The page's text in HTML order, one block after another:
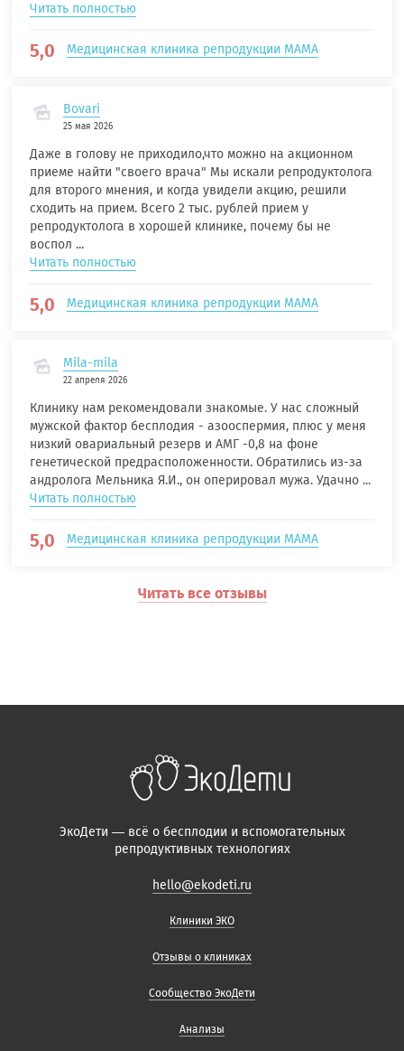
Читать полностью
5,0 Медицинская клиника репродукции МАМА
Bovari
25 мая 2026
Даже в голову не приходило,что можно на акционном
приеме найти "своего врача" Мы искали репродуктолога
для второго мнения, и когда увидели акцию, решили
сходить на прием. Всего 2 тыс. рублей прием у
репродуктолога в хорошей клинике, почему бы не
воспол ...
Читать полностью
5,0 Медицинская клиника репродукции МАМА
Mila-mila
22 апреля 2026
Клинику нам рекомендовали знакомые. У нас сложный
мужской фактор бесплодия - азооспермия, плюс у меня
низкий овариальный резерв и АМГ -0,8 на фоне
генетической предрасположенности. Обратились из-за
андролога Мельника Я.И., он оперировал мужа. Удачно ...
Читать полностью
5,0 Медицинская клиника репродукции МАМА
Читать все отзывы
ЭкоДети — всё о бесплодии и вспомогательных
репродуктивных технологиях
hello@ekodeti.ru
Клиники ЭКО
Отзывы о клиниках
Сообщество ЭкоДети
Анализы